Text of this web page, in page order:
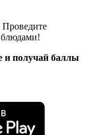
Проведите
и получай баллы